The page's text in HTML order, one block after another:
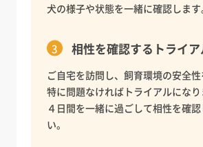
犬の様子や状態を一緒に確認します
相性を確認するトライ
ご自宅を訪問し、飼育環境の安全性
特に問題なければトライアルになり
４日間を一緒に過ごして相性を確
い。